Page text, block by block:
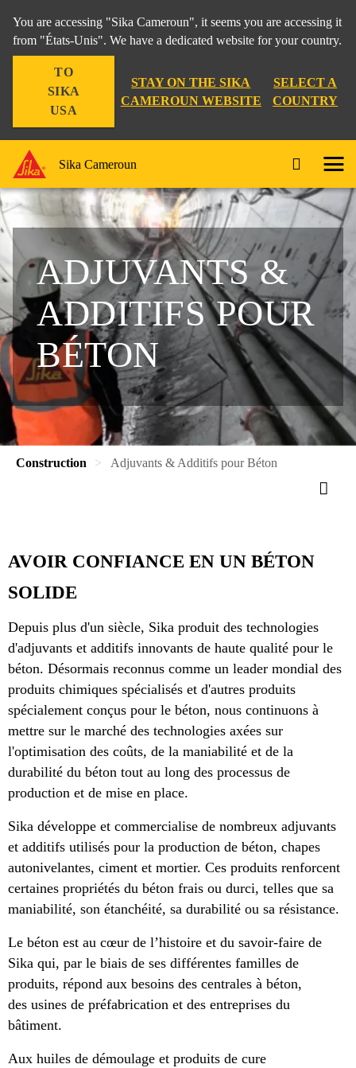
You are accessing "Sika Cameroun", it seems you are accessing it
from "États-Unis". We have a dedicated website for your country.
TO
SIKA
USA
STAY ON THE SIKA
CAMEROUN WEBSITE
SELECT A
COUNTRY
Sika Cameroun
ADJUVANTS &
ADDITIFS POUR
BÉTON
Construction Adjuvants & Additifs pour Béton
AVOIR CONFIANCE EN UN BÉTON
SOLIDE
Depuis plus d'un siècle, Sika produit des technologies
d'adjuvants et additifs innovants de haute qualité pour le
béton. Désormais reconnus comme un leader mondial des
produits chimiques spécialisés et d'autres produits
spécialement conçus pour le béton, nous continuons à
mettre sur le marché des technologies axées sur
l'optimisation des coûts, de la maniabilité et de la
durabilité du béton tout au long des processus de
production et de mise en place.
Sika développe et commercialise de nombreux adjuvants
et additifs utilisés pour la production de béton, chapes
autonivelantes, ciment et mortier. Ces produits renforcent
certaines propriétés du béton frais ou durci, telles que sa
maniabilité, son étanchéité, sa durabilité ou sa résistance.
Le béton est au cœur de l’histoire et du savoir-faire de
Sika qui, par le biais de ses différentes familles de
produits, répond aux besoins des centrales à béton,
des usines de préfabrication et des entreprises du
bâtiment.
Aux huiles de démoulage et produits de cure